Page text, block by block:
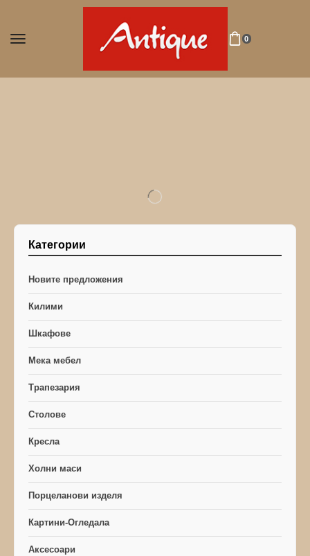
0
Категории
Новите предложения
Килими
Шкафове
Мека мебел
Трапезария
Столове
Кресла
Холни маси
Порцеланови изделя
Картини-Огледала
Аксесоари